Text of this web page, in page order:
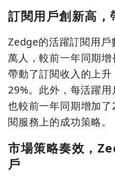
訂閱用戶創新高，
Zedge的活躍訂閱用
萬人，較前一年同期
帶動了訂閱收入的上
29%。此外，每活躍
也較前一年同期增加
閱服務上的成功策略。
市場策略奏效，
戶